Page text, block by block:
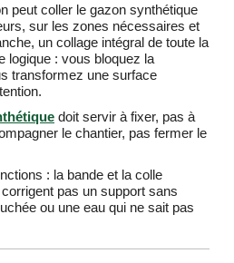
peut coller le gazon synthétique
sur les zones nécessaires et
un collage intégral de toute la
logique : vous bloquez la
transformez une surface
doit servir à fixer, pas à
le chantier, pas fermer le
: la bande et la colle
pas un support sans
ou une eau qui ne sait pas